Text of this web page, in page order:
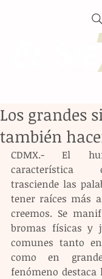
Los grandes
también
CDMX.- El
característica
trasciende las
tener raíces más
creemos. Se
bromas físicas y
comunes tanto
como en
fenómeno